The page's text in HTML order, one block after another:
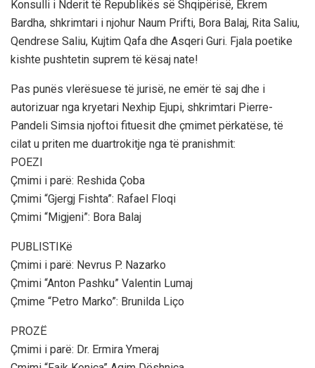
Konsulli i Nderit të Republikës së Shqipërisë, Ekrem
Bardha, shkrimtari i njohur Naum Prifti, Bora Balaj, Rita Saliu,
Qendrese Saliu, Kujtim Qafa dhe Asqeri Guri. Fjala poetike
kishte pushtetin suprem të kësaj nate!
Pas punës vlerësuese të jurisë, ne emër të saj dhe i
autorizuar nga kryetari Nexhip Ejupi, shkrimtari Pierre-
Pandeli Simsia njoftoi fituesit dhe çmimet përkatëse, të
cilat u priten me duartrokitje nga të pranishmit:
POEZI
Çmimi i parë: Reshida Çoba
Çmimi “Gjergj Fishta”: Rafael Floqi
Çmimi “Migjeni”: Bora Balaj
PUBLISTIKë
Çmimi i parë: Nevrus P. Nazarko
Çmimi “Anton Pashku” Valentin Lumaj
Çmime “Petro Marko”: Brunilda Liço
PROZË
Çmimi i parë: Dr. Ermira Ymeraj